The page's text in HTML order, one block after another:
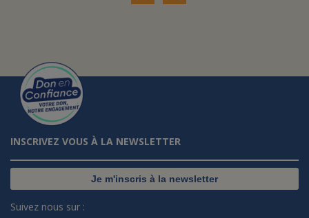
INSCRIVEZ VOUS À LA NEWSLETTER
Je m'inscris à la newsletter
Suivez nous sur :